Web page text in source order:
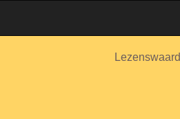
Lezenswaard